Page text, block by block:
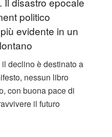
politico
evidente in un
declino è destinato a
nessun libro
con buona pace di
il futuro